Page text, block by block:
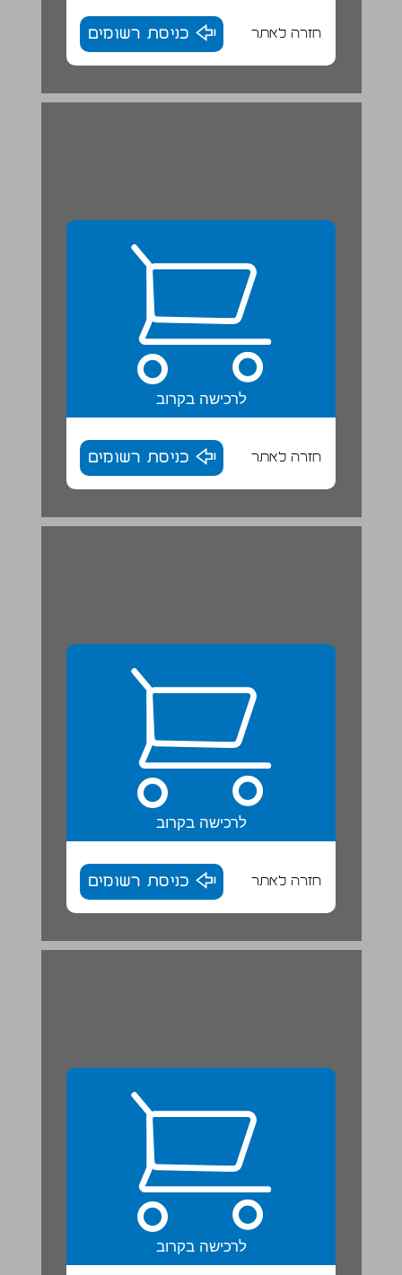
חזרה לאתר כניסת רשומים
לרכישה בקרוב
חזרה לאתר כניסת רשומים
מַסָע בַּשְׁכוּנָה שֶׁלִי | פְּעִילוּת חֵקֶר ... 24
לרכישה בקרוב
חזרה לאתר כניסת רשומים
לרכישה בקרוב